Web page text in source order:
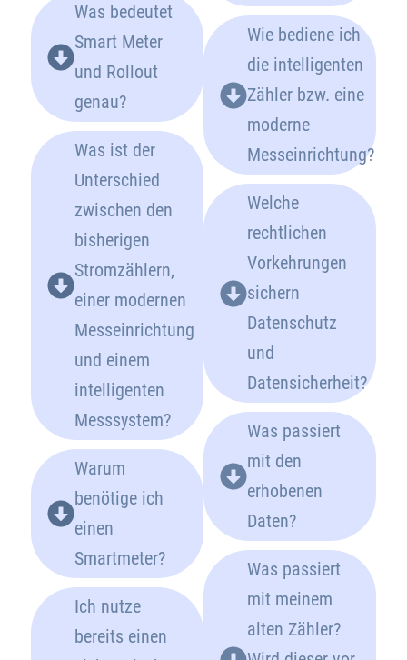
Was bedeutet
Smart Meter
und Rollout
genau?
Was ist der
Unterschied
zwischen den
bisherigen
Stromzählern,
einer modernen
Messeinrichtung
und einem
intelligenten
Messsystem?
Warum
benötige ich
einen
Smartmeter?
Ich nutze
bereits einen
Wie bediene ich
die intelligenten
Zähler bzw. eine
moderne
Messeinrichtung?
Welche
rechtlichen
Vorkehrungen
sichern
Datenschutz
und
Datensicherheit?
Was passiert
mit den
erhobenen
Daten?
Was passiert
mit meinem
alten Zähler?